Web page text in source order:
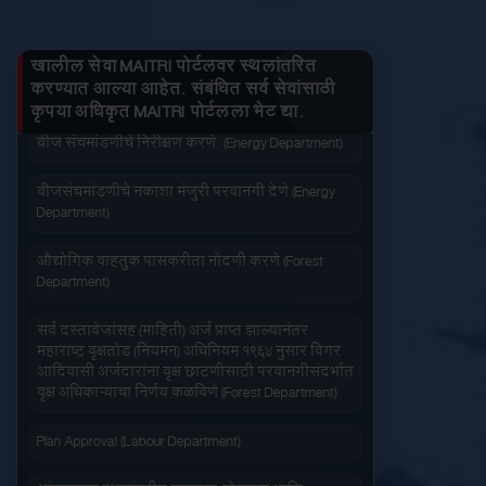
जलद सेवा सेवा आपल्या दारात
वापरण्यास सोपे
खालील सेवा MAITRI पोर्टलवर स्थलांतरित
करण्यात आल्या आहेत. संबंधित सर्व सेवांसाठी
कृपया अधिकृत MAITRI पोर्टलला भेट द्या.
जनित्र संचमांडणीची नोंदणी. (Energy Department)
वीज संचमांडणीचे निरीक्षण करणे. (Energy Department)
वीजसंचमांडणीचे नकाशा मंजुरी परवानगी देणे (Energy
Department)
औद्योगिक वाहतुक पासकरीता नोंदणी करणे (Forest
Department)
सर्व दस्तावेजांसह (माहिती) अर्ज प्राप्त झाल्यानंतर
महाराष्ट्र वृक्षतोड (नियमन) अधिनियम १९६४ नुसार बिगर
आदिवासी अर्जदारांना वृक्ष छाटणीसाठी परवानगीसंदर्भात
वृक्ष अधिकाऱ्याचा निर्णय कळविणे (Forest Department)
Plan Approval (Labour Department)
आंतरराज्य स्थलांतरीत कामगार (रोजगार आणि